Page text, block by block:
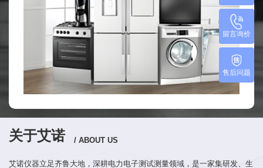
关于艾诺 / ABOUT US
艾诺仪器立足齐鲁大地，深耕电力电子测试测量领域，是一家集研发、生
留言询价
售后问题